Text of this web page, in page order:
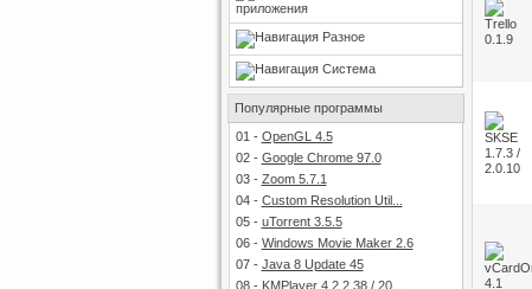
приложения
Разное
Система
Популярные программы
01 - OpenGL 4.5
02- Google Chrome 97.0
03- Zoom 5.7.1
04- Custom Resolution Util...
05- uTorrent 3.5.5
06- Windows Movie Maker 2.6
07- Java 8 Update 45
08- KMPlayer 4.2.2.38 / 20...